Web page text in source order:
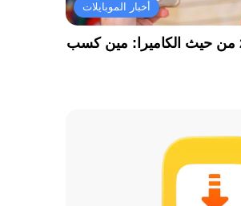
أخبار الموبايلات
أفضل موبايلات 2025 من حيث الكاميرا: مين كسب